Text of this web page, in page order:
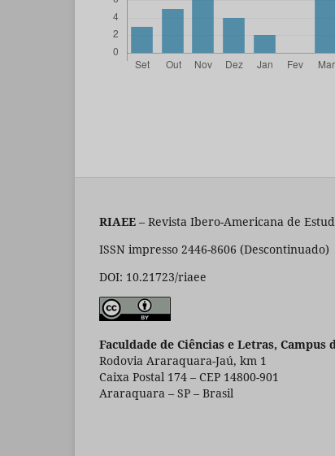
RIAEE – Revista Ibero-Americana de
ISSN impresso 2446-8606 (Descontinuado)
DOI: 10.21723/riaee
Faculdade de Ciências e Letras, Campus
Rodovia Araraquara-Jaú, km 1
Caixa Postal 174 – CEP 14800-901
Araraquara – SP – Brasil